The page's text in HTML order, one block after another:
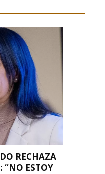
RECHAZA
“NO ESTOY